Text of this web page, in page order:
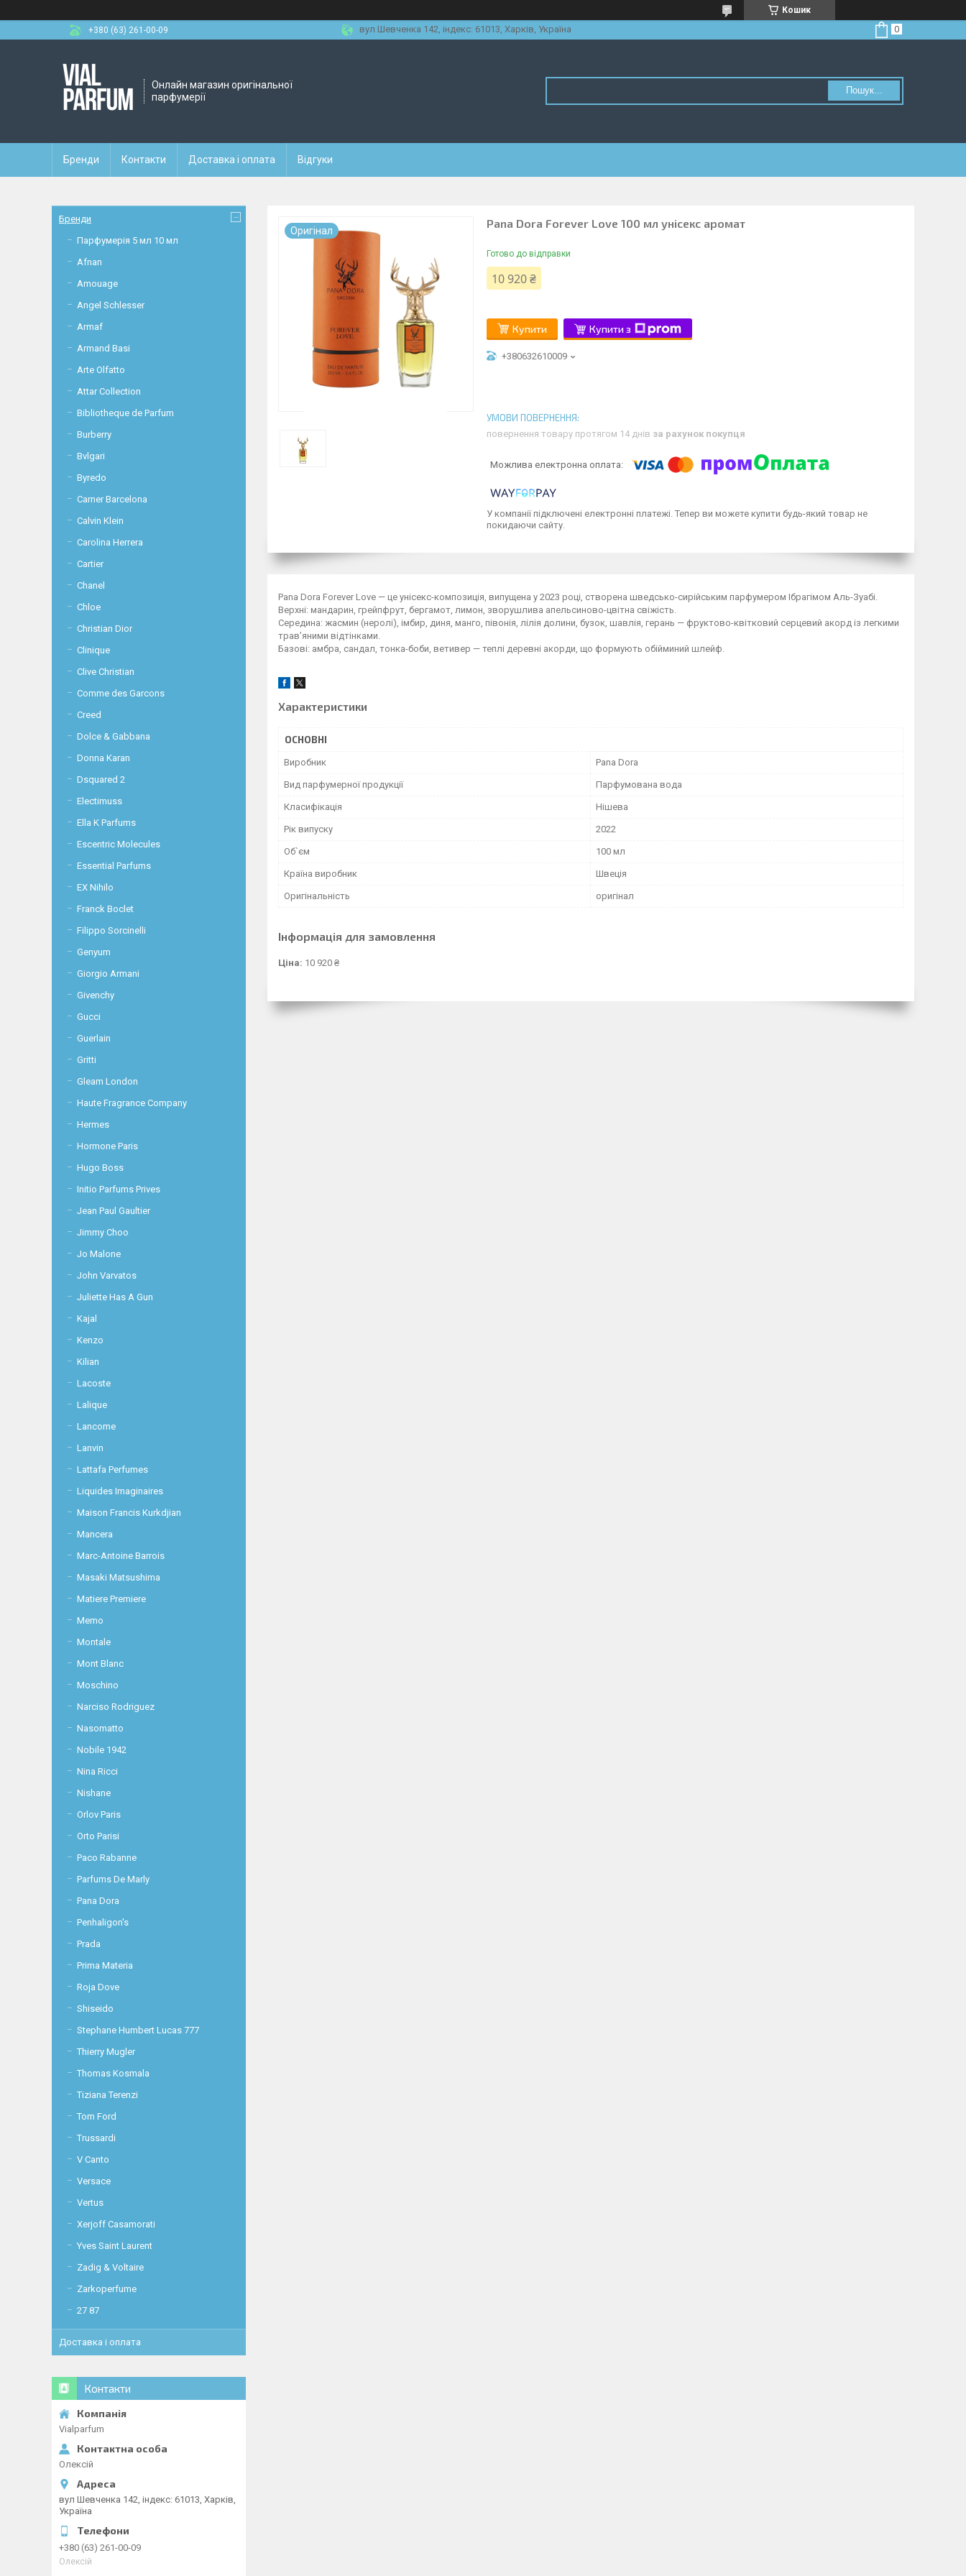
Кошик
+380 (63) 261-00-09
вул Шевченка 142, iндекс: 61013, Харків, Україна
Онлайн магазин оригінальної
парфумерії
Пошук...
Бренди Контакти Доставка і оплата Відгуки
Оригiнал
Pana Dora Forever Love 100 мл унісекс аромат
Готово до відправки
10 920 ₴
Купити Купити з
+380632610009
повернення товару протягом 14 днів за рахунок покупця
У компанії підключені електронні платежі. Тепер ви можете купити будь-який товар не
покидаючи сайту.
Pana Dora Forever Love — це унісекс-композиція, випущена у 2023 році, створена шведсько-сирійським парфумером Ібрагімом Аль-Зуабі.
Верхні: мандарин, грейпфрут, бергамот, лимон, зворушлива апельсиново-цвітна свіжість.
Середина: жасмин (неролі), імбир, диня, манго, півонія, лілія долини, бузок, шавлія, герань — фруктово-квітковий серцевий акорд із легкими
трав’яними відтінками.
Базові: амбра, сандал, тонка-боби, ветивер — теплі деревні акорди, що формують обійминий шлейф.
Характеристики
ОСНОВНІ
Виробник Pana Dora
Вид парфумерної продукції Парфумована вода
Класифікація Нішева
Рік випуску 2022
Об`єм 100 мл
Країна виробник Швеція
Оригінальність оригінал
Інформація для замовлення
Ціна: 10 920 ₴
Бренди
Парфумерія 5 мл 10 мл
Afnan
Amouage
Angel Schlesser
Armaf
Armand Basi
Arte Olfatto
Attar Collection
Bibliotheque de Parfum
Burberry
Bvlgari
Byredo
Carner Barcelona
Calvin Klein
Carolina Herrera
Cartier
Chanel
Chloe
Christian Dior
Clinique
Clive Christian
Comme des Garcons
Creed
Dolce & Gabbana
Donna Karan
Dsquared 2
Electimuss
Ella K Parfums
Escentric Molecules
Essential Parfums
EX Nihilo
Franck Boclet
Filippo Sorcinelli
Genyum
Giorgio Armani
Givenchy
Gucci
Guerlain
Gritti
Gleam London
Haute Fragrance Company
Hermes
Hormone Paris
Hugo Boss
Initio Parfums Prives
Jean Paul Gaultier
Jimmy Choo
Jo Malone
John Varvatos
Juliette Has A Gun
Kajal
Kenzo
Kilian
Lacoste
Lalique
Lancome
Lanvin
Lattafa Perfumes
Liquides Imaginaires
Maison Francis Kurkdjian
Mancera
Marc-Antoine Barrois
Masaki Matsushima
Matiere Premiere
Memo
Montale
Mont Blanc
Moschino
Narciso Rodriguez
Nasomatto
Nobile 1942
Nina Ricci
Nishane
Orlov Paris
Orto Parisi
Paco Rabanne
Parfums De Marly
Pana Dora
Penhaligon's
Prada
Prima Materia
Roja Dove
Shiseido
Stephane Humbert Lucas 777
Thierry Mugler
Thomas Kosmala
Tiziana Terenzi
Tom Ford
Trussardi
V Canto
Versace
Vertus
Xerjoff Casamorati
Yves Saint Laurent
Zadig & Voltaire
Zarkoperfume
27 87
Доставка і оплата
Контакти
Vialparfum
Олексій
вул Шевченка 142, iндекс: 61013, Харків,
Україна
+380 (63) 261-00-09
Олексій